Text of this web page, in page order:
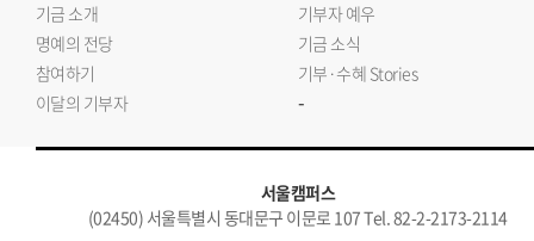
기금 소개
기부자 예우
명예의 전당
기금 소식
참여하기
기부·수혜 Stories
이달의 기부자
-
서울캠퍼스
(02450) 서울특별시 동대문구 이문로 107 Tel. 82-2-2173-2114